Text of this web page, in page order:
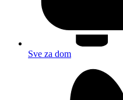
Sve za dom